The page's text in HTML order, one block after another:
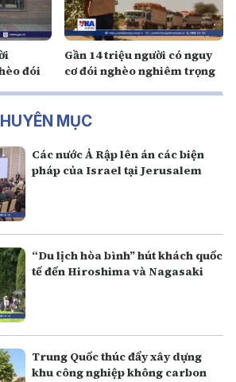
đói
Gần 14 triệu người có nguy
cơ đói nghèo nghiêm trọng
MỤC
Các nước Ả Rập lên án các biện
pháp của Israel tại Jerusalem
“Du lịch hòa bình” hút khách quốc
tế đến Hiroshima và Nagasaki
Trung Quốc thúc đẩy xây dựng
khu công nghiệp không carbon